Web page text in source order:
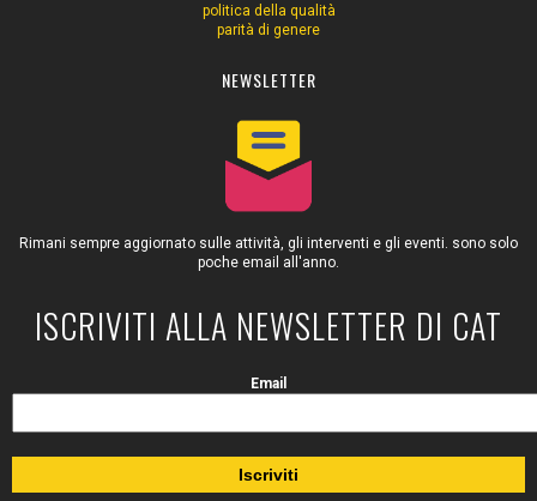
politica della qualità
parità di genere
NEWSLETTER
Rimani sempre aggiornato sulle attività, gli interventi e gli eventi. sono solo
poche email all'anno.
ISCRIVITI ALLA NEWSLETTER DI CAT
Email